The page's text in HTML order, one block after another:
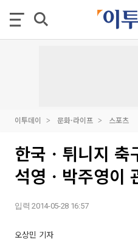
이투데이 문화·라이프 스포츠
한국ㆍ튀니지 축
석영ㆍ박주영이
입력 2014-05-28 16:57
오상민 기자